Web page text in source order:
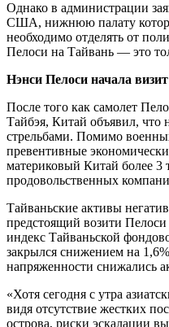
Однако в администрации
США, нижнюю палату
необходимо отделять от
Пелоси на Тайвань — это
Нэнси Пелоси начала
После того как самолет
Тайбэя, Китай объявил, что
стрельбами. Помимо
превентивные
материковый Китай более 3
продовольственных
Тайваньские активы
предстоящий возити
индекс Тайваньской
закрылся снижением на
напряженности снижались
«Хотя сегодня с утра
видя отсутствие жестких
острова, риски эскалации